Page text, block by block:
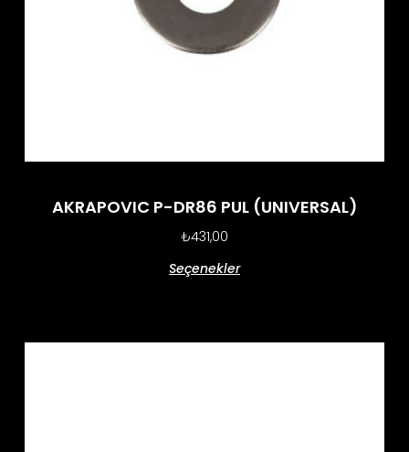
AKRAPOVIC P-DR86 PUL (UNIVERSAL)
₺431,00
Seçenekler